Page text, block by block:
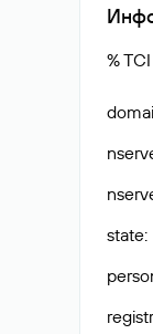
%
state: